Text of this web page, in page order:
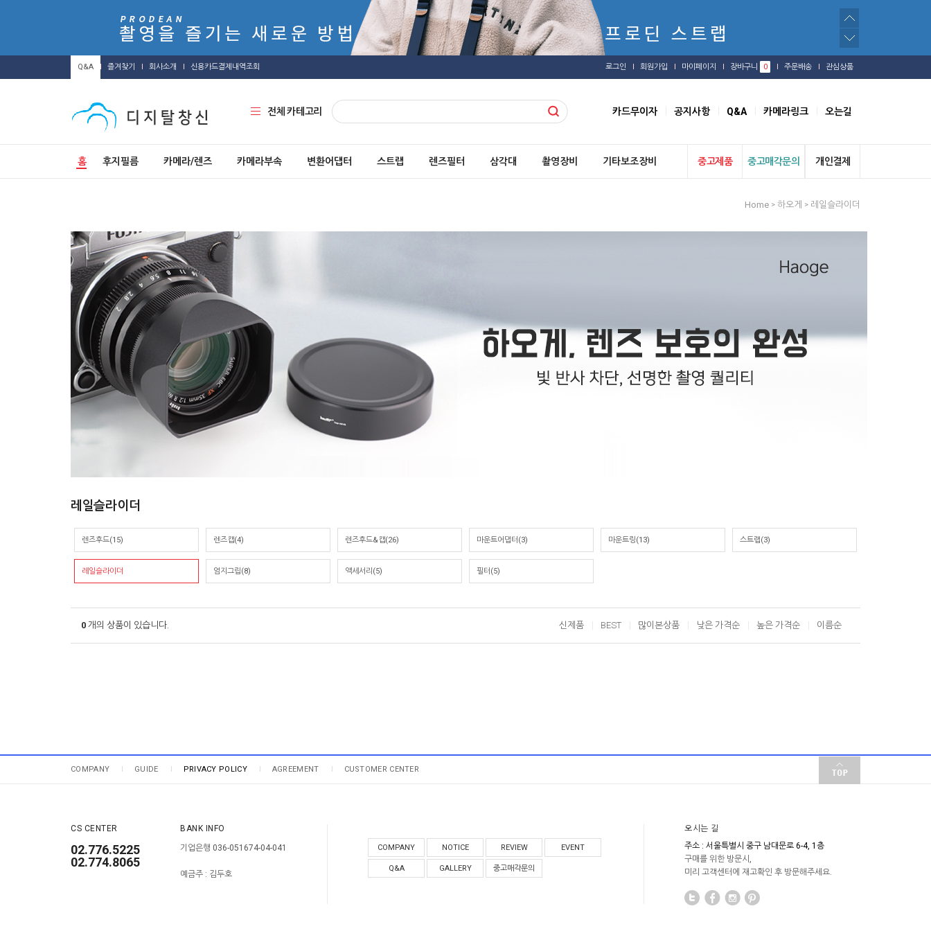
Q&A 즐겨찾기 회사소개 신용카드결제내역조회 로그인 회원가입 마이페이지 장바구니 0 주문배송 관심상품
전체 카테고리 카드무이자 공지사항 Q&A 카메라링크 오는길
홈 후지필름 카메라/렌즈 카메라부속 변환어댑터 스트랩 렌즈필터 삼각대 촬영장비 기타보조장비 중고제품 중고매각문의 개인결제
Home > 하오게 > 레일슬라이더
레일슬라이더
렌즈후드(15) 렌즈캡(4) 렌즈후드&캡(26) 마운트어댑터(3) 마운트링(13) 스트랩(3)
레일슬라이더 엄지그립(8) 액세서리(5) 필터(5)
0 개의 상품이 있습니다. 신제품 BEST 많이본상품 낮은 가격순 높은 가격순 이름순
COMPANY GUIDE PRIVACY POLICY AGREEMENT CUSTOMER CENTER
CS CENTER
02.776.5225
02.774.8065
BANK INFO
기업은행 036-051674-04-041
예금주 : 김두호
COMPANY NOTICE REVIEW EVENT
Q&A GALLERY 중고매각문의
오시는 길
주소 : 서울특별시 중구 남대문로 6-4, 1층
구매를 위한 방문시,
미리 고객센터에 재고확인 후 방문해주세요.